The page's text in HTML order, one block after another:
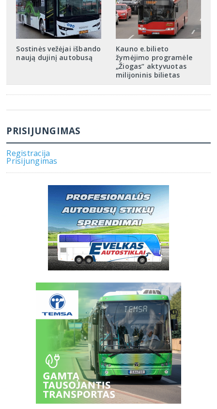
Sostinės vežėjai išbando
naują dujinį autobusą
Kauno e.bilieto
žymėjimo programėle
„Žiogas“ aktyvuotas
milijoninis bilietas
PRISIJUNGIMAS
Registracija
Prisijungimas